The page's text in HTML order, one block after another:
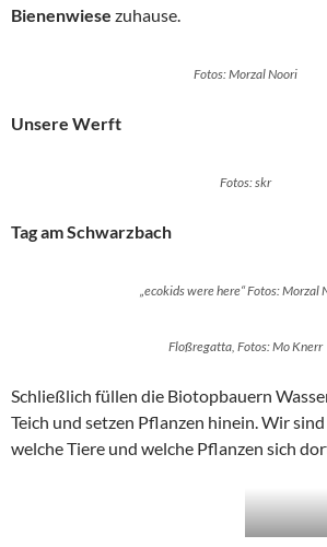
Bienenwiese zuhause.
Fotos: Morzal Noori
Unsere Werft
Fotos: skr
Tag am Schwarzbach
„ecokids were here“ Fotos: Morzal
Floßregatta, Fotos: Mo Knerr
Schließlich füllen die Biotopbauern
Teich und setzen Pflanzen hinein. Wir
welche Tiere und welche Pflanzen sich